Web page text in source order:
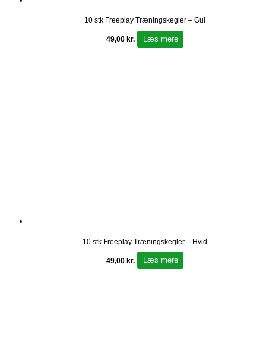
10 stk Freeplay Træningskegler – Gul
49,00 kr. Læs mere
10 stk Freeplay Træningskegler – Hvid
49,00 kr. Læs mere